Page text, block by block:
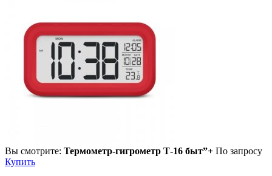
Вы смотрите: Термометр-гигрометр Т-16 быт”+ По запросу
Купить